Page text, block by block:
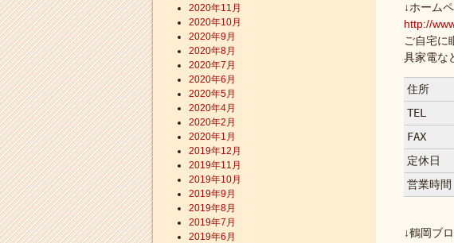
↓ホーム
http://
ご自宅に
具家電な
住所
TEL
FAX
定休日
営業時間
↓鶴岡ブ
2020年11月
2020年10月
2020年9月
2020年8月
2020年7月
2020年6月
2020年5月
2020年4月
2020年2月
2020年1月
2019年12月
2019年11月
2019年10月
2019年9月
2019年8月
2019年7月
2019年6月